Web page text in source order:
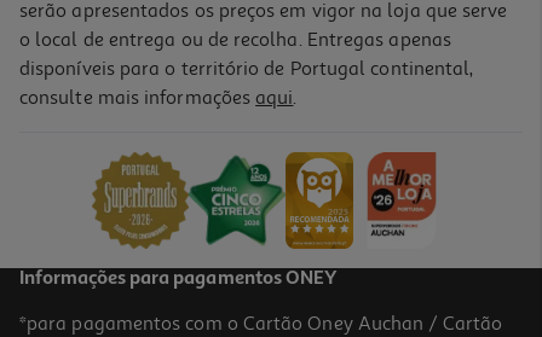
serão apresentados os preços em vigor na loja que serve
o local de entrega ou de recolha. Entregas apenas
disponíveis para o território de Portugal continental,
consulte mais informações aqui.
Informações para pagamentos ONEY
*para pagamentos com o Cartão Oney Auchan / Cartão